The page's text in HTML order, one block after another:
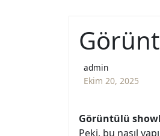
admin
Ekim 20, 2025
Görüntülü
Peki, bu nasıl